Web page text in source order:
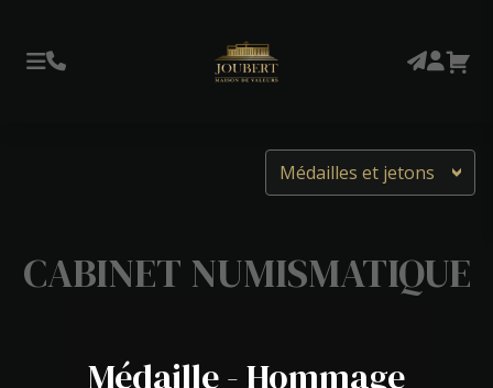
CABINET NUMISMATIQUE
Médailles et jetons
Médaille - Hommage